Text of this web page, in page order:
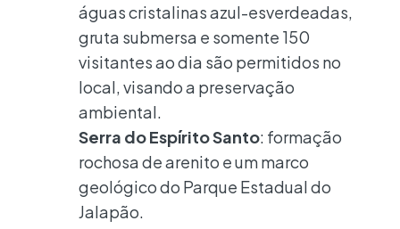
águas cristalinas azul-esverdeadas,
gruta submersa e somente 150
visitantes ao dia são permitidos no
local, visando a preservação
ambiental.
Serra do Espírito Santo: formação
rochosa de arenito e um marco
geológico do Parque Estadual do
Jalapão.